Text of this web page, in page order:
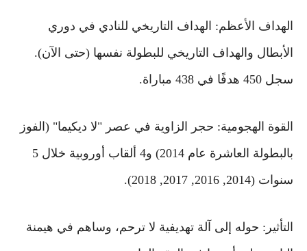
الهداف الأعظم: الهداف التاريخي للنادي في دوري
الأبطال والهداف التاريخي للبطولة نفسها (حتى الآن).
سجل 450 هدفًا في 438 مباراة.
القوة الهجومية: حجر الزاوية في عصر "لا ديكيما" (الفوز
بالبطولة العاشرة عام 2014) و4 ألقاب أوروبية خلال 5
سنوات (2014, 2016, 2017, 2018).
التأثير: حوله إلى آلة تهديفية لا ترحم، وساهم في هيمنة